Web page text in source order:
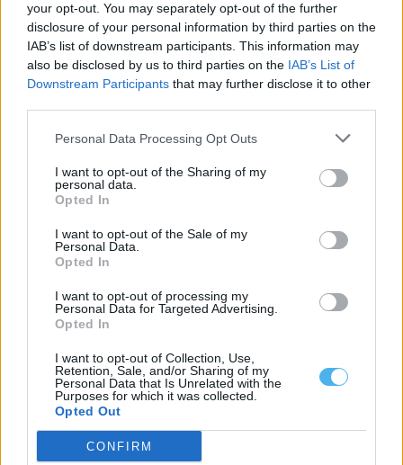
your opt-out. You may separately opt-out of the further
disclosure of your personal information by third parties on the
IAB’s list of downstream participants. This information may
also be disclosed by us to third parties on the IAB’s List of
Downstream Participants that may further disclose it to other
Personal Data Processing Opt Outs
I want to opt-out of the Sharing of my
personal data.
Opted In
I want to opt-out of the Sale of my
Personal Data.
Opted In
I want to opt-out of processing my
Personal Data for Targeted Advertising.
Opted In
I want to opt-out of Collection, Use,
Retention, Sale, and/or Sharing of my
Personal Data that Is Unrelated with the
Purposes for which it was collected.
Opted Out
CONFIRM
Homem detido em Redondo por maus-tratos à ex-companheira
e filho
doméstica contra a...
4 Agosto, 2026 - 13:32